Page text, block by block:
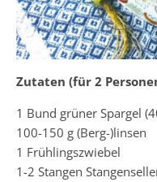
Zutaten (für 2
1 Bund grüner Spargel
100-150 g (Berg-)linsen
1 Frühlingszwiebel
1-2 Stangen